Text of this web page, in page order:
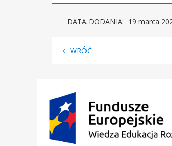
DATA DODANIA: 19 marca
WRÓĆ